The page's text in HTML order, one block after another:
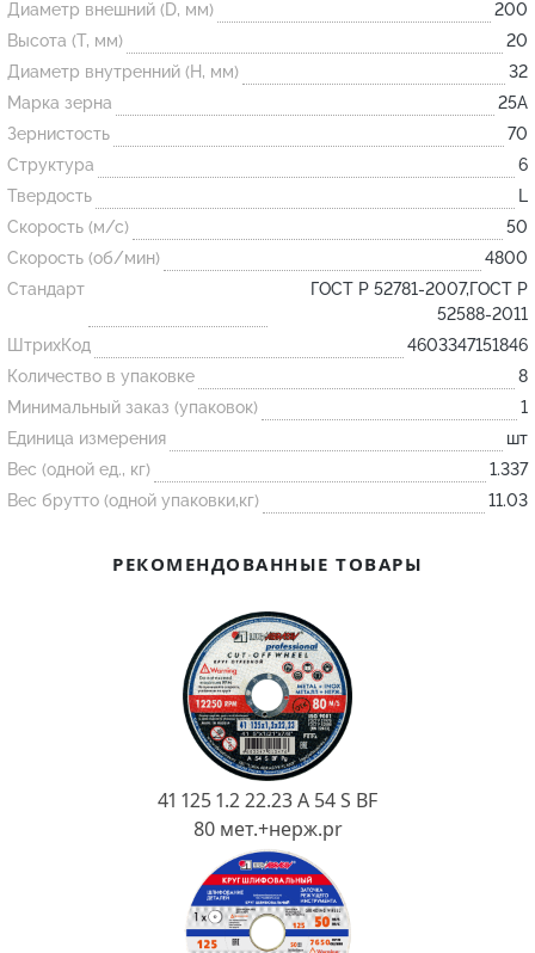
Огнеупорные
изделия
Скачать каталог
Тигель
Муфель
Черпак
Шербер
Трубка
Стержень
Пробка
Подставка
Лодочка
Контакт
Огнеупорная SiC смесь
Диаметр внешний (D, мм)
200
Высота (T, мм)
20
Диаметр внутренний (H, мм)
32
Марка зерна
25А
Зернистость
70
Структура
6
Твердость
L
Скорость (м/с)
50
Скорость (об/мин)
4800
Стандарт
ГОСТ Р 52781-2007,ГОСТ Р
52588-2011
ШтрихКод
4603347151846
Количество в упаковке
8
Минимальный заказ (упаковок)
1
Единица измерения
шт
Вес (одной ед., кг)
1.337
Вес брутто (одной упаковки,кг)
11.03
РЕКОМЕНДОВАННЫЕ ТОВАРЫ
41 125 1.2 22.23 A 54 S BF
80 мет.+нерж.pr